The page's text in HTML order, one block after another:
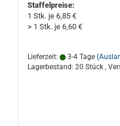
Stahlriegel, unten mit
Kunststoff ist 2x geschlitzt.
Keramik Sparschweine und
und nicht größer als ca. 66
sollte nicht dicker, oder
Staffelpreise:
1 Stk. je 6,85 €
> 1 Stk. je 6,60 €
Lieferzeit: 3-4 Tage
Lagerbestand: 20 Stück ,